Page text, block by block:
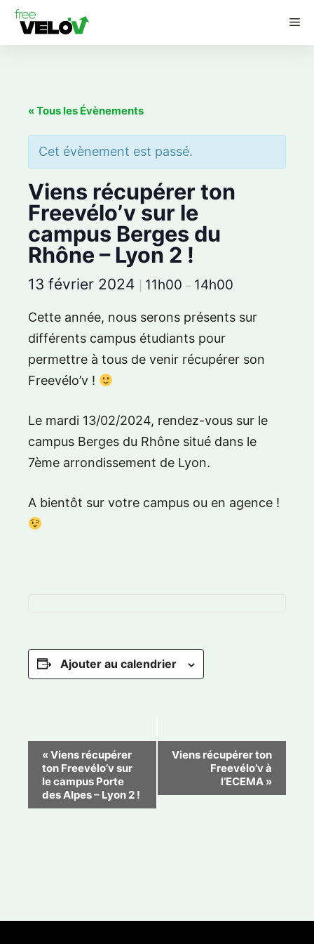
Aller
« Tous les Évènements
Cet évènement est passé.
Viens récupérer ton
Freevélo’v sur le
campus Berges du
Rhône – Lyon 2 !
13 février 2024 11h00 – 14h00
Cette année, nous serons présents sur
différents campus étudiants pour
permettre à tous de venir récupérer son
Freevélo’v !
Le mardi 13/02/2024, rendez-vous sur le
campus Berges du Rhône situé dans le
7ème arrondissement de Lyon.
A bientôt sur votre campus ou en agence !
Ajouter au calendrier
i
o
«Viens récupérer
ton Freevélo’v sur
le campus Porte
des Alpes – Lyon 2 !
Viens récupérer ton
Freevélo’v à
l’ECEMA »